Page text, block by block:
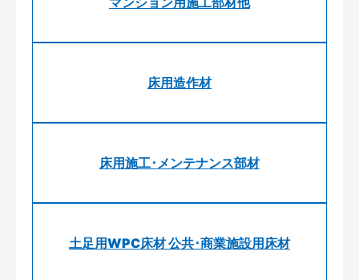
床用造作材
床用施工･メンテナンス部材
土足用WPC床材 公共･商業施設用床材